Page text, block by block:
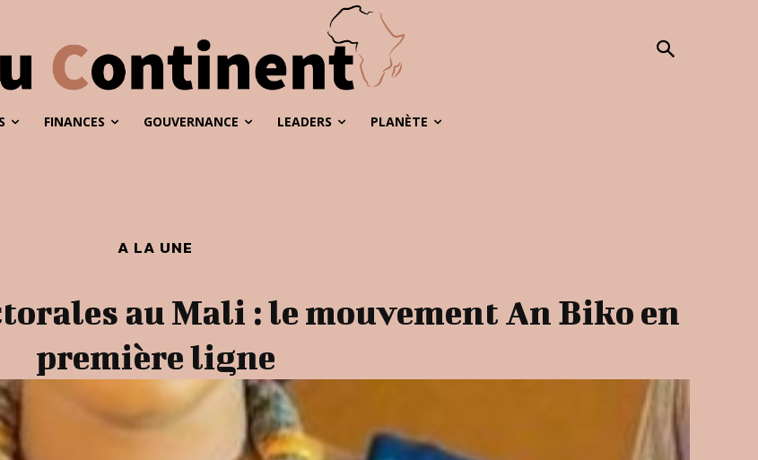
FINANCES GOUVERNANCE LEADERS PLANÈTE
A LA UNE
au Mali : le mouvement An Biko en
première ligne